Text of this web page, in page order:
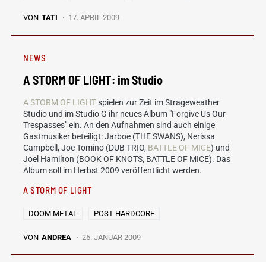
VON TATI 17. APRIL 2009
NEWS
A STORM OF LIGHT: im Studio
A STORM OF LIGHTspielen zur Zeit im Strageweather
Studio und im Studio G ihr neues Album "Forgive Us Our
Trespasses" ein. An den Aufnahmen sind auch einige
Gastmusiker beteiligt: Jarboe (THE SWANS), Nerissa
Campbell, Joe Tomino (DUB TRIO, BATTLE OF MICE) und
Joel Hamilton (BOOK OF KNOTS, BATTLE OF MICE). Das
Album soll im Herbst 2009 veröffentlicht werden.
A STORM OF LIGHT
DOOM METAL POST HARDCORE
VON ANDREA 25. JANUAR 2009